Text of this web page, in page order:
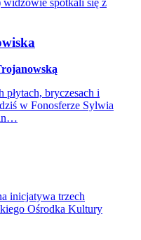
bryczesach i
w Fonosferze Sylwia
inicjatywa trzech
Ośrodka Kultury